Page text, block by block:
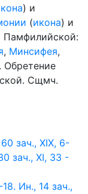
) и
(икона) и
Памфилийской:
, Минсифея,
. Обретение
Сщмч.
зач., XIX, 6-
зач., XI, 33 -
Ин., 14 зач.,